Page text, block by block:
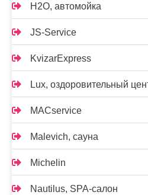
H2O, автомойка
JS-Service
KvizarExpress
Lux, оздоровительный
MACservice
Malevich, сауна
Michelin
Nautilus, SPA-салон